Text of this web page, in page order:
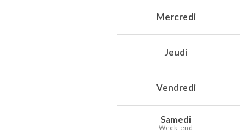
Mercredi
Jeudi
Vendredi
Samedi
Week-end